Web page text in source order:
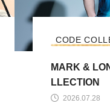
2026.07.28
CODE
MARK &
LLECTION